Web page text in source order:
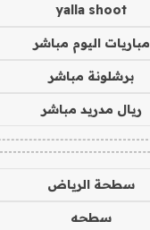
yalla shoot
مباريات اليوم مباشر
برشلونة مباشر
ريال مدريد مباشر
سطحة الرياض
سطحه